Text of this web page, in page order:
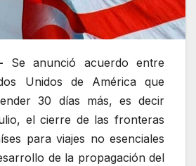
Se anunció acuerdo entre
Unidos de América que
30 días más, es decir
el cierre de las fronteras
para viajes no esenciales
de la propagación del